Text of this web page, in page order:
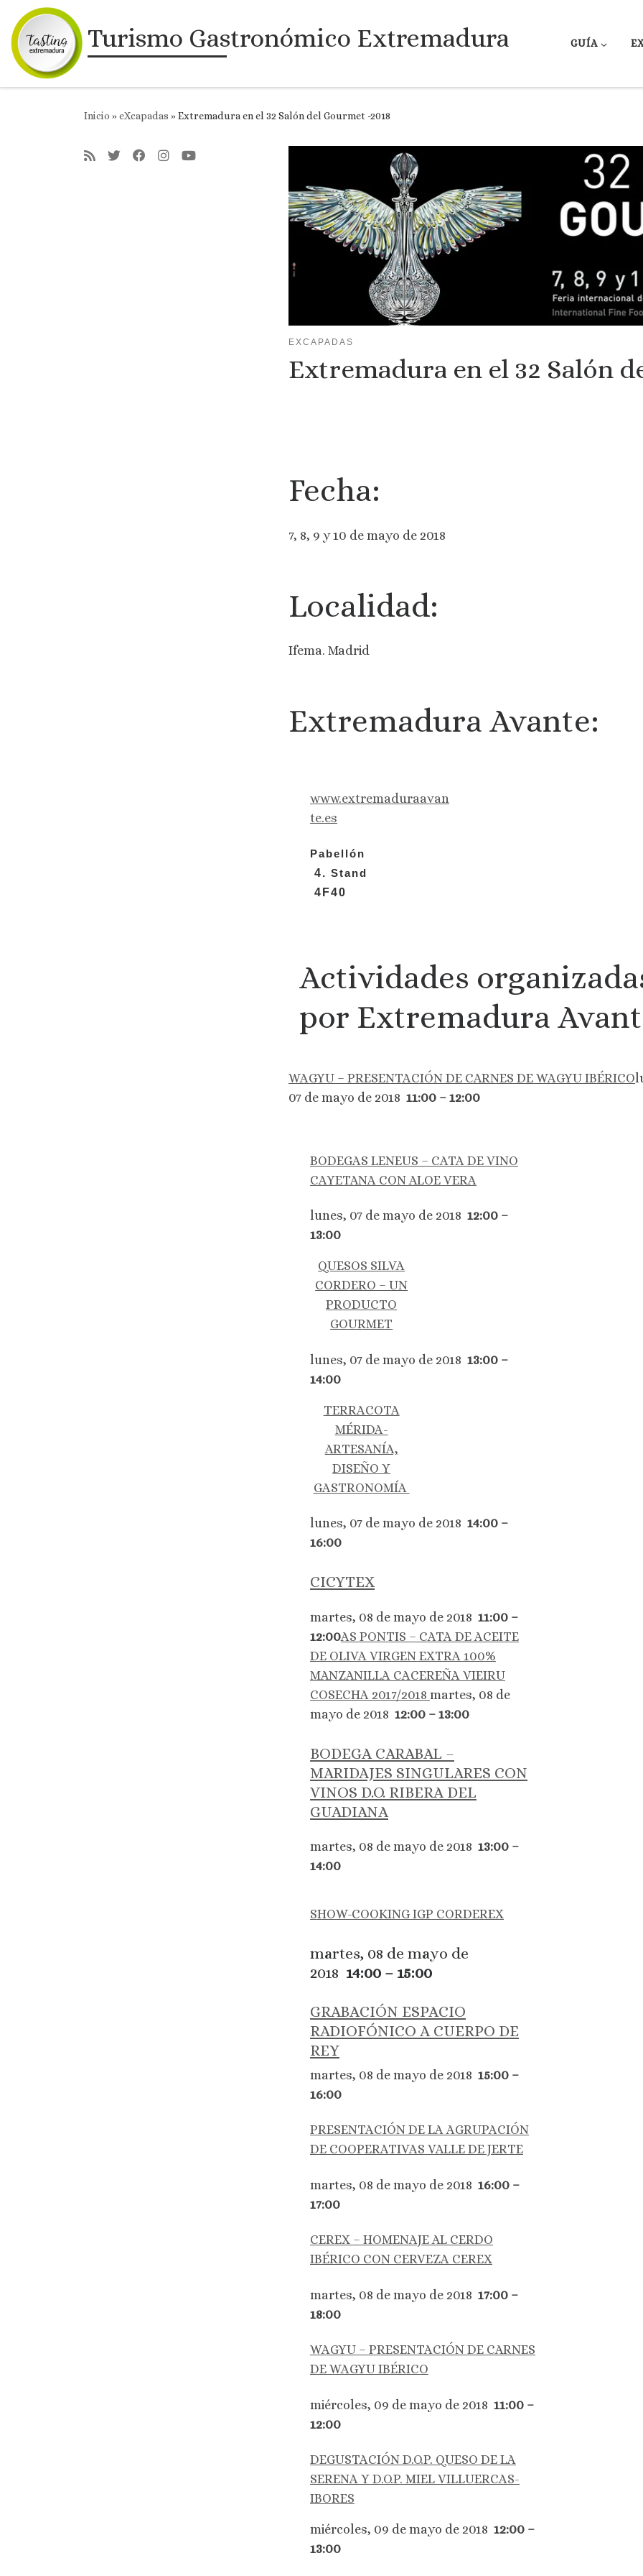
Saltar al contenido
Turismo Gastronómico Extremadura GUÍA
Inicio »eXcapadas »Extremadura en el 32 Salón del Gourmet -2018
EXCAPADAS
Extremadura en el 32 Salón
Fecha:
7, 8, 9 y 10 de mayo de 2018
Localidad:
Ifema. Madrid
Extremadura Avante:
www.extremaduraavan
te.es
Pabellón
4. Stand
4F40
Actividades
por Extremadura
WAGYU – PRESENTACIÓN DE CARNES DE WAGYU IBÉRICO
07 de mayo de 2018 11:00 – 12:00
BODEGAS LENEUS – CATA DE VINO
CAYETANA CON ALOE VERA
lunes, 07 de mayo de 2018 12:00 –
13:00
QUESOS SILVA
CORDERO – UN
PRODUCTO
GOURMET
lunes, 07 de mayo de 2018 13:00 –
14:00
TERRACOTA
MÉRIDA-
ARTESANÍA,
DISEÑO Y
GASTRONOMÍA
lunes, 07 de mayo de 2018 14:00 –
16:00
CICYTEX
martes, 08 de mayo de 2018 11:00 –
12:00AS PONTIS – CATA DE ACEITE
DE OLIVA VIRGEN EXTRA 100%
MANZANILLA CACEREÑA VIEIRU
COSECHA 2017/2018 martes, 08 de
mayo de 2018 12:00 – 13:00
BODEGA CARABAL –
MARIDAJES SINGULARES CON
VINOS D.O. RIBERA DEL
GUADIANA
martes, 08 de mayo de 2018 13:00 –
14:00
SHOW-COOKING IGP CORDEREX
martes, 08 de mayo de
2018 14:00 – 15:00
GRABACIÓN ESPACIO
RADIOFÓNICO A CUERPO DE
REY
martes, 08 de mayo de 2018 15:00 –
16:00
PRESENTACIÓN DE LA AGRUPACIÓN
DE COOPERATIVAS VALLE DE JERTE
martes, 08 de mayo de 2018 16:00 –
17:00
CEREX – HOMENAJE AL CERDO
IBÉRICO CON CERVEZA CEREX
martes, 08 de mayo de 2018 17:00 –
18:00
WAGYU – PRESENTACIÓN DE CARNES
DE WAGYU IBÉRICO
miércoles, 09 de mayo de 2018 11:00 –
12:00
DEGUSTACIÓN D.O.P. QUESO DE LA
SERENA Y D.O.P. MIEL VILLUERCAS-
IBORES
miércoles, 09 de mayo de 2018 12:00 –
13:00